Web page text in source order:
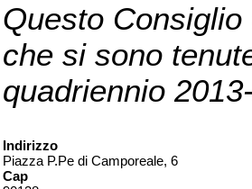
Questo
che si sono
quadriennio
Indirizzo
Piazza P.Pe di Camporeale, 6
Cap